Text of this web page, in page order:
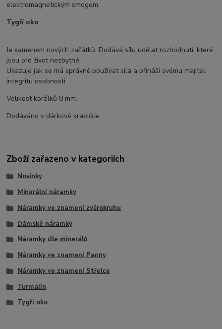
elektromagnetickým smogem.
Tygří oko
Je kamenem nových začátků. Dodává sílu udělat rozhodnutí, které
jsou pro život nezbytné.
Ukazuje jak se má správně používat síla a přináší svému majiteli
integritu osobnosti.
Velikost korálků 8 mm.
Dodáváno v dárkové krabičce.
Zboží zařazeno v kategoriích
Novinky
Minerální náramky
Náramky ve znamení zvěrokruhu
Dámské náramky
Náramky dle minerálů
Náramky ve znamení Panny
Náramky ve znamení Střelce
Turmalín
Tygří oko